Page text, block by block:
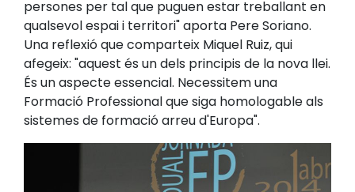
persones per tal que puguen estar treballant en
qualsevol espai i territori" aporta Pere Soriano.
Una reflexió que comparteix Miquel Ruiz, qui
afegeix: "aquest és un dels principis de la nova llei.
És un aspecte essencial. Necessitem una
Formació Professional que siga homologable als
sistemes de formació arreu d'Europa".